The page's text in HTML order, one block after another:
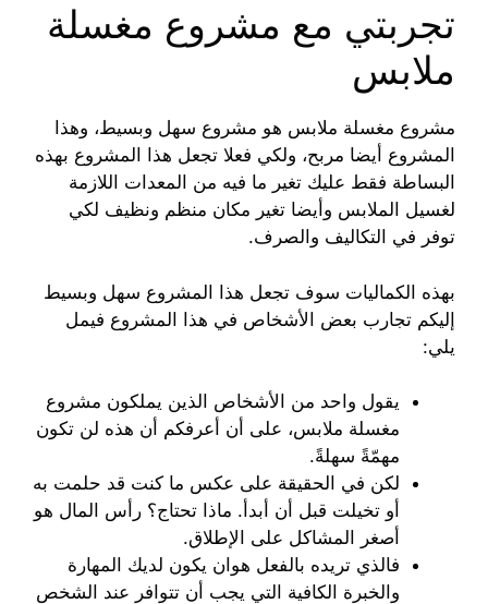
تجربتي مع مشروع مغسلة
ملابس
مشروع مغسلة ملابس هو مشروع سهل وبسيط، وهذا
المشروع أيضا مربح، ولكي فعلا تجعل هذا المشروع بهذه
البساطة فقط عليك تغير ما فيه من المعدات اللازمة
لغسيل الملابس وأيضا تغير مكان منظم ونظيف لكي
توفر في التكاليف والصرف.
بهذه الكماليات سوف تجعل هذا المشروع سهل وبسيط
إليكم تجارب بعض الأشخاص في هذا المشروع فيمل
يلي:
يقول واحد من الأشخاص الذين يملكون مشروع
مغسلة ملابس، على أن أعرفكم أن هذه لن تكون
مهمّةً سهلةً.
لكن في الحقيقة على عكس ما كنت قد حلمت به
أو تخيلت قبل أن أبدأ. ماذا تحتاج؟ رأس المال هو
أصغر المشاكل على الإطلاق.
فالذي تريده بالفعل هوان يكون لديك المهارة
والخبرة الكافية التي يجب أن تتوافر عند الشخص